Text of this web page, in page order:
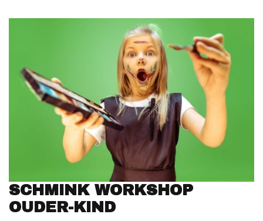
SCHMINK WORKSHOP
OUDER-KIND